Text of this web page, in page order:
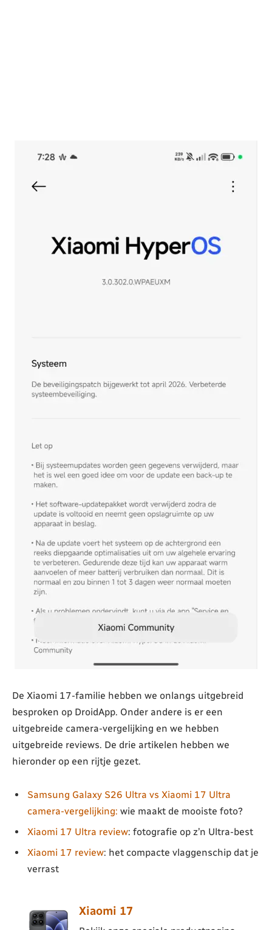
De Xiaomi 17-familie hebben we onlangs uitgebreid
besproken op DroidApp. Onder andere is er een
uitgebreide camera-vergelijking en we hebben
uitgebreide reviews. De drie artikelen hebben we
hieronder op een rijtje gezet.
Samsung Galaxy S26 Ultra vs Xiaomi 17 Ultra
camera-vergelijking: wie maakt de mooiste foto?
Xiaomi 17 Ultra review: fotografie op z’n Ultra-best
Xiaomi 17 review: het compacte vlaggenschip dat je
verrast
Xiaomi 17